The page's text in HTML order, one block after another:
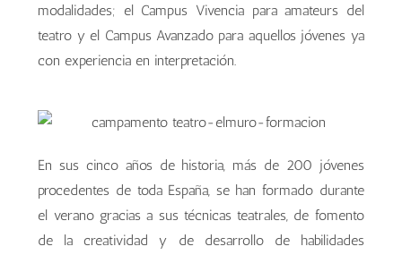
modalidades; el Campus Vivencia para amateurs del
teatro y el Campus Avanzado para aquellos jóvenes ya
con experiencia en interpretación.
En sus cinco años de historia, más de 200 jóvenes
procedentes de toda España, se han formado durante
el verano gracias a sus técnicas teatrales, de fomento
de la creatividad y de desarrollo de habilidades